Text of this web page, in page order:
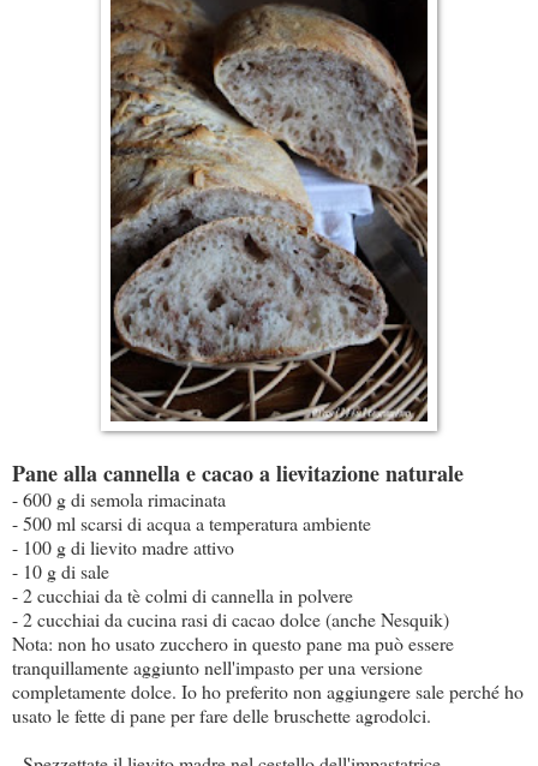
Pane alla cannella e cacao a lievitazione naturale
- 600 g di semola rimacinata
- 500 ml scarsi di acqua a temperatura ambiente
- 100 g di lievito madre attivo
- 10 g di sale
- 2 cucchiai da tè colmi di cannella in polvere
- 2 cucchiai da cucina rasi di cacao dolce (anche Nesquik)
Nota: non ho usato zucchero in questo pane ma può essere
tranquillamente aggiunto nell'impasto per una versione
completamente dolce. Io ho preferito non aggiungere sale perché ho
usato le fette di pane per fare delle bruschette agrodolci.